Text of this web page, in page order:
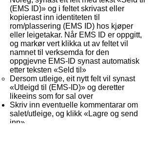
(EMS ID)» og i feltet skrivast eller
kopierast inn identiteten til
rom/plassering (EMS ID) hos kjøper
eller leigetakar. Når EMS ID er oppgitt,
og markør vert klikka ut av feltet vil
namnet til verksemda for den
oppgjevne EMS-ID synast automatisk
etter teksten «Seld til»
Dersom utleige, eit nytt felt vil synast
«Utleigd til (EMS-ID)» og deretter
likeeins som for sal over
Skriv inn eventuelle kommentarar om
salet/utleige, og klikk «Lagre og send
inn»